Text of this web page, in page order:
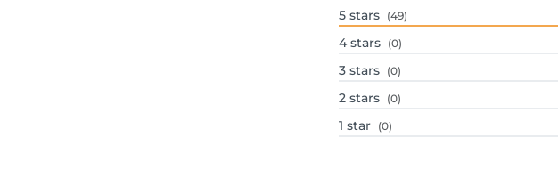
5 stars (49)
4 stars (0)
3 stars (0)
2 stars (0)
1 star (0)